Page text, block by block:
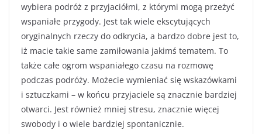
wybiera podróż z przyjaciółmi, z którymi mogą przeżyć
wspaniałe przygody. Jest tak wiele ekscytujących
oryginalnych rzeczy do odkrycia, a bardzo dobre jest to,
iż macie takie same zamiłowania jakimś tematem. To
także całe ogrom wspaniałego czasu na rozmowę
podczas podróży. Możecie wymieniać się wskazówkami
i sztuczkami – w końcu przyjaciele są znacznie bardziej
otwarci. Jest również mniej stresu, znacznie więcej
swobody i o wiele bardziej spontanicznie.